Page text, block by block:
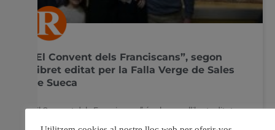
“El Convent dels Franciscans”, segon
llibret editat per la Falla Verge de Sales
de Sueca
“El Convent dels Franciscans” és el segon llibret editat